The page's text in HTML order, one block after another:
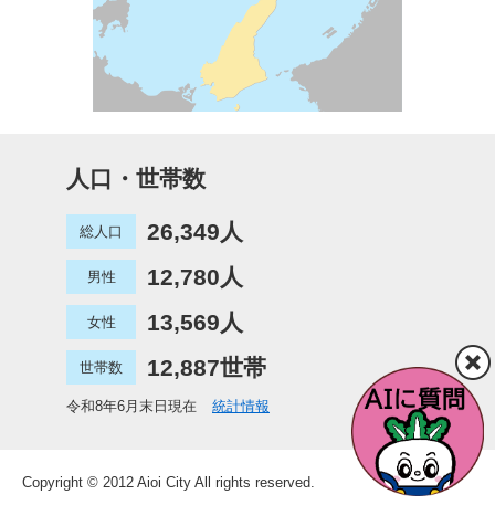
人口・世帯数
総人口 26,349人
男性 12,780人
女性 13,569人
世帯数 12,887世帯
令和8年6月末日現在 統計情報
Copyright © 2012 Aioi City All rights reserved.